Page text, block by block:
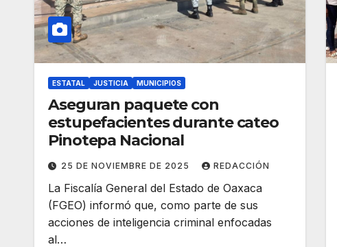
ESTATAL JUSTICIA MUNICIPIOS
Aseguran paquete con
estupefacientes durante cateo
Pinotepa Nacional
25 DE NOVIEMBRE DE 2025 REDACCIÓN
La Fiscalía General del Estado de Oaxaca
(FGEO) informó que, como parte de sus
acciones de inteligencia criminal enfocadas
al…